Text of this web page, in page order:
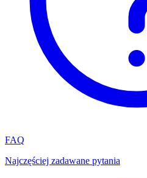
FAQ
Najczęściej zadawane pytania